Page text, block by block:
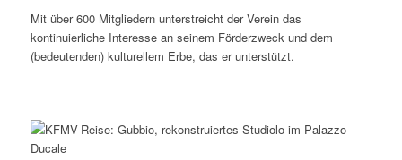
Mit über 600 Mitgliedern unterstreicht der Verein das
kontinuierliche Interesse an seinem Förderzweck und dem
(bedeutenden) kulturellem Erbe, das er unterstützt.